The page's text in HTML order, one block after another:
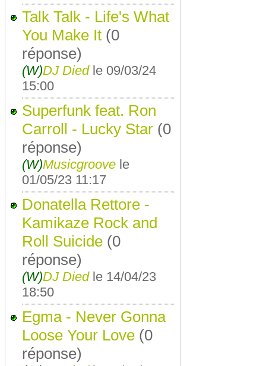
Talk Talk - Life's What
You Make It (0
réponse)
(W)DJ Died le 09/03/24
15:00
Superfunk feat. Ron
Carroll - Lucky Star (0
réponse)
(W)Musicgroove le
01/05/23 11:17
Donatella Rettore -
Kamikaze Rock and
Roll Suicide (0
réponse)
(W)DJ Died le 14/04/23
18:50
Egma - Never Gonna
Loose Your Love (0
réponse)